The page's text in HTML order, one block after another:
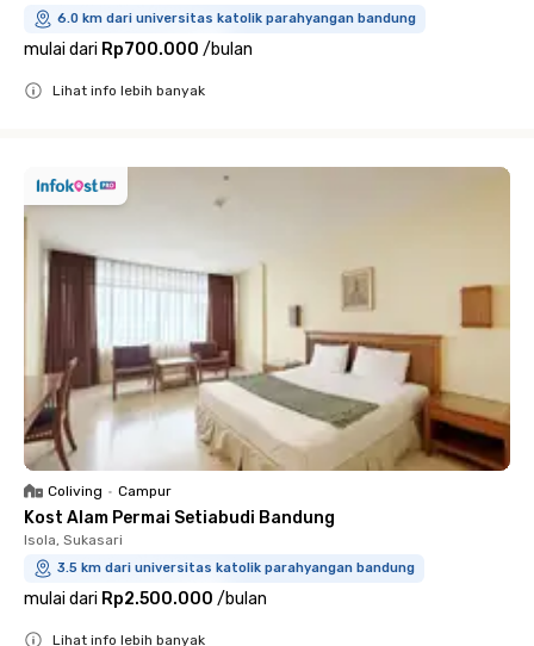
6.0 km dari universitas katolik parahyangan bandung
mulai dari Rp700.000 /bulan
Lihat info lebih banyak
Coliving • Campur
Kost Alam Permai Setiabudi Bandung
Isola, Sukasari
3.5 km dari universitas katolik parahyangan bandung
mulai dari Rp2.500.000 /bulan
Lihat info lebih banyak